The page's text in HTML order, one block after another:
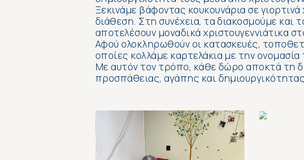
Ξεκινάμε βάφοντας κουκουνάρια σε
διάθεση. Στη συνέχεια, τα διακοσμούμε και
αποτελέσουν μοναδικά χριστουγεννιάτικα
Αφού ολοκληρωθούν οι κατασκευές,
οποίες κολλάμε καρτελάκια με την
Με αυτόν τον τρόπο, κάθε δώρο αποκτά τη
προσπάθειας, αγάπης και